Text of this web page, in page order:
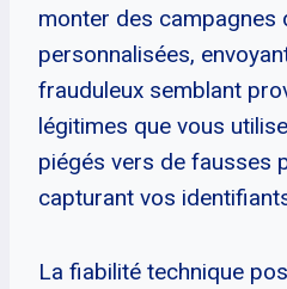
monter des campagnes
personnalisées,
frauduleux semblant
légitimes que vous
piégés vers de fausses
capturant vos
La fiabilité technique